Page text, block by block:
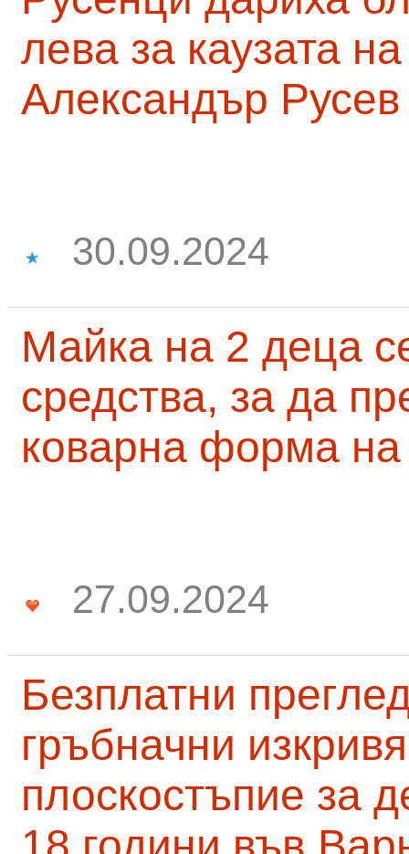
лева за каузата
Александър Русев
30.09.2024
Майка на 2 деца
средства, за да
коварна форма на
27.09.2024
Безплатни
гръбначни
плоскостъпие за